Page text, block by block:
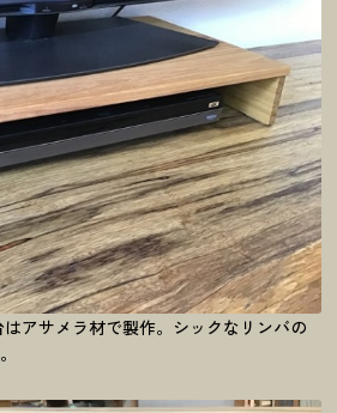
アサメラ材で製作。シックなリンバの